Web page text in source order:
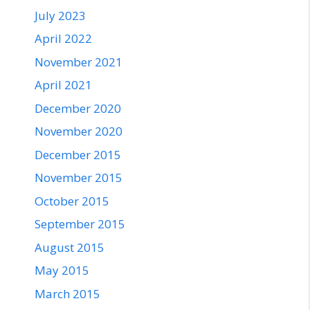
July 2023
April 2022
November 2021
April 2021
December 2020
November 2020
December 2015
November 2015
October 2015
September 2015
August 2015
May 2015
March 2015